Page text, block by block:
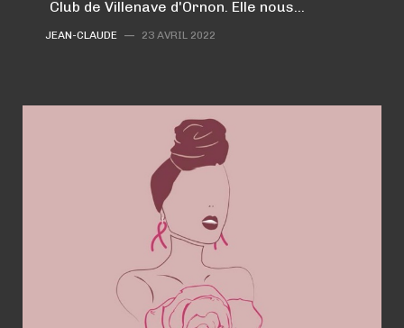
Club de Villenave d'Ornon. Elle nous…
JEAN-CLAUDE — 23 AVRIL 2022